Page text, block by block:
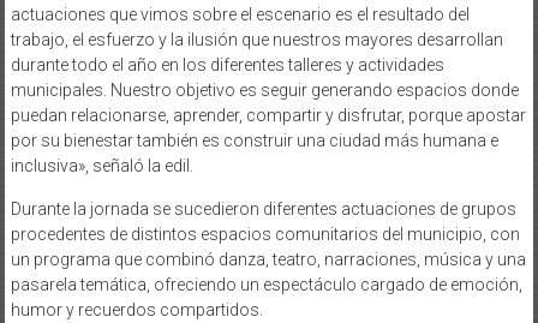
actuaciones que vimos sobre el escenario es el resultado del
trabajo, el esfuerzo y la ilusión que nuestros mayores desarrollan
durante todo el año en los diferentes talleres y actividades
municipales. Nuestro objetivo es seguir generando espacios donde
puedan relacionarse, aprender, compartir y disfrutar, porque apostar
por su bienestar también es construir una ciudad más humana e
inclusiva», señaló la edil.
Durante la jornada se sucedieron diferentes actuaciones de grupos
procedentes de distintos espacios comunitarios del municipio, con
un programa que combinó danza, teatro, narraciones, música y una
pasarela temática, ofreciendo un espectáculo cargado de emoción,
humor y recuerdos compartidos.